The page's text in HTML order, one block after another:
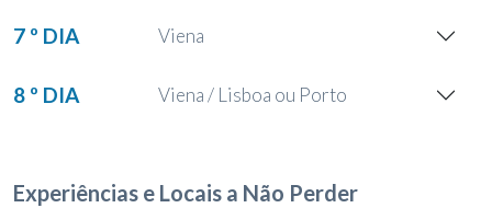
7 º DIA Viena
8 º DIA Viena / Lisboa ou Porto
Experiências e Locais a Não Perder